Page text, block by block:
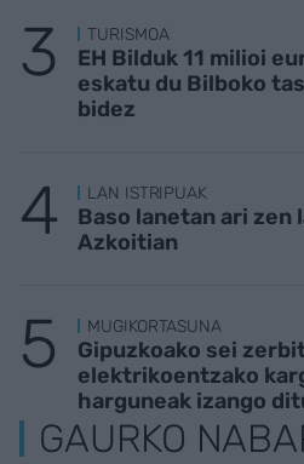
TURISMOA
EH Bilduk 11 milioi
eskatu du Bilboko
bidez
LAN ISTRIPUAK
Baso lanetan ari zen
Azkoitian
MUGIKORTASUNA
Gipuzkoako sei
elektrikoentzako
harguneak izango
GAURKO